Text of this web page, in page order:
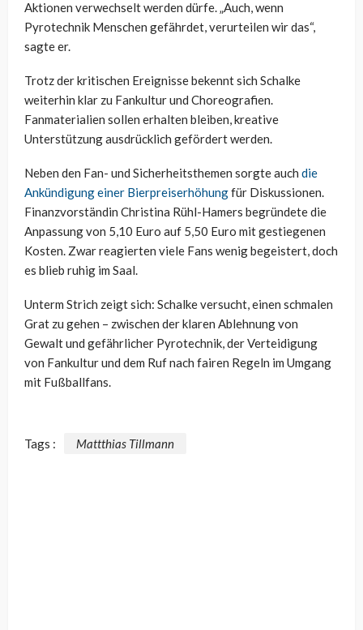
Aktionen verwechselt werden dürfe. „Auch, wenn
Pyrotechnik Menschen gefährdet, verurteilen wir das“,
sagte er.
Trotz der kritischen Ereignisse bekennt sich Schalke
weiterhin klar zu Fankultur und Choreografien.
Fanmaterialien sollen erhalten bleiben, kreative
Unterstützung ausdrücklich gefördert werden.
Neben den Fan- und Sicherheitsthemen sorgte auch die
Ankündigung einer Bierpreiserhöhungfür Diskussionen.
Finanzvorständin Christina Rühl-Hamers begründete die
Anpassung von 5,10 Euro auf 5,50 Euro mit gestiegenen
Kosten. Zwar reagierten viele Fans wenig begeistert, doch
es blieb ruhig im Saal.
Unterm Strich zeigt sich: Schalke versucht, einen schmalen
Grat zu gehen – zwischen der klaren Ablehnung von
Gewalt und gefährlicher Pyrotechnik, der Verteidigung
von Fankultur und dem Ruf nach fairen Regeln im Umgang
mit Fußballfans.
Tags : Mattthias Tillmann